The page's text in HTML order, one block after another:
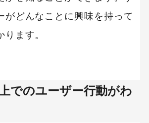
がどんなことに興味を持って
ます。
でのユーザー行動がわ